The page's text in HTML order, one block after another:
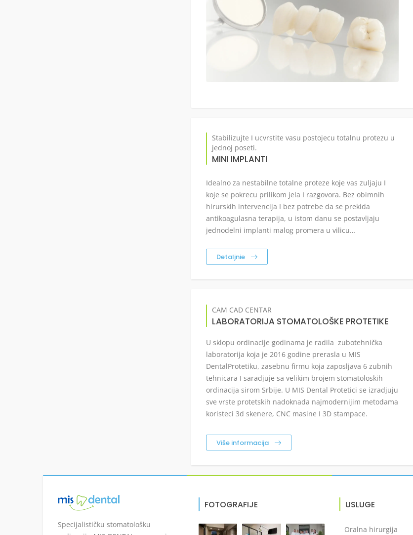
Stabilizujte I ucvrstite vasu postojecu totalnu protezu u
jednoj poseti.
MINI IMPLANTI
Idealno za nestabilne totalne proteze koje vas zuljaju I
koje se pokrecu prilikom jela I razgovora. Bez obimnih
hirurskih intervencija I bez potrebe da se prekida
antikoagulasna terapija, u istom danu se postavljaju
jednodelni implanti malog promera u vilicu…
Detaljnie
CAM CAD CENTAR
LABORATORIJA STOMATOLOŠKE PROTETIKE
U sklopu ordinacije godinama je radila zubotehnička
laboratorija koja je 2016 godine prerasla u MIS
DentalProtetiku, zasebnu firmu koja zaposljava 6 zubnih
tehnicara I saradjuje sa velikim brojem stomatoloskih
ordinacija sirom Srbije. U MIS Dental Protetici se izradjuju
sve vrste protetskih nadoknada najmodernijim metodama
koristeci 3d skenere, CNC masine I 3D stampace.
Više informacija
Specijalističku stomatološku
FOTOGRAFIJE USLUGE
Oralna hirurgija